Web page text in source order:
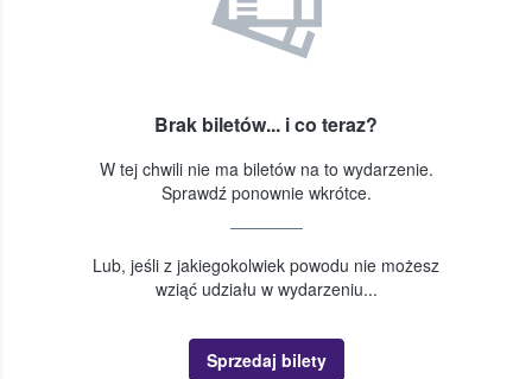
Brak biletów... i co teraz?
W tej chwili nie ma biletów na to wydarzenie.
Sprawdź ponownie wkrótce.
Lub, jeśli z jakiegokolwiek powodu nie możesz
wziąć udziału w wydarzeniu...
Sprzedaj bilety